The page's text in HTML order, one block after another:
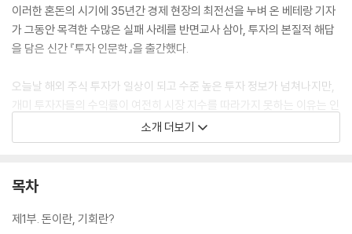
이러한 혼돈의 시기에 35년간 경제 현장의 최전선을 누벼 온 베테랑 기자
가 그동안 목격한 수많은 실패 사례를 반면교사 삼아, 투자의 본질적 해답
을 담은 신간 『투자 인문학』을 출간했다.
오늘날 해외 주식 투자가 일상이 되고 수준 높은 투자 정보가 넘쳐나지만,
개미 투자자들의 수익률이 여전히 시장 지수를 따라가지 못하는 이유는 인
간이라면 누구나 가질 수밖에 없는 ‘심리적 함정’에 빠졌기 때문이다.
『투자 인문학』은 우리가 왜 매번 고점에서 상투를 잡고 저점에서 투매하는
집요하게 파헤친다. 저자는 “돈은 심리학의 현미경으로, 시장은 물리학의
‘본능의 함정’을 피할 수 있도록 돕는다.
소개 더보기
목차
제1부. 돈이란, 기회란?